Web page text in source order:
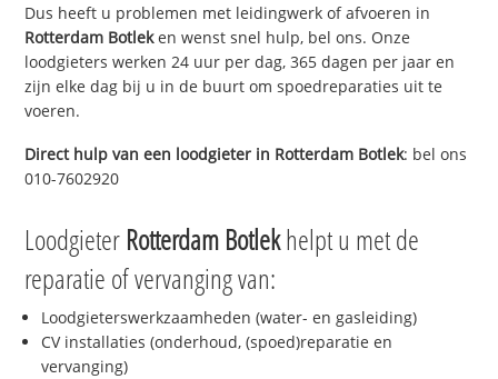
Dus heeft u problemen met leidingwerk of afvoeren in
Rotterdam Botleken wenst snel hulp, bel ons. Onze
loodgieters werken 24 uur per dag, 365 dagen per jaar en
zijn elke dag bij u in de buurt om spoedreparaties uit te
voeren.
Direct hulp van een loodgieter in Rotterdam Botlek: bel ons
010-7602920
Loodgieter Rotterdam Botlekhelpt u met de
reparatie of vervanging van:
Loodgieterswerkzaamheden (water- en gasleiding)
CV installaties (onderhoud, (spoed)reparatie en
vervanging)